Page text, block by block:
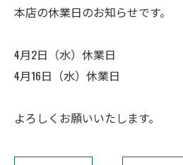
本店の休業日のお知らせです。
4月2日（水）休業日
4月16日（水）休業日
よろしくお願いいたします。